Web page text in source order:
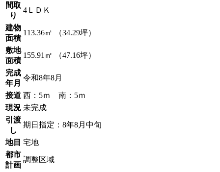
間取
り
4ＬＤＫ
建物
面積
113.36㎡ （34.29坪）
敷地
面積
155.91㎡ （47.16坪）
完成
年月
令和8年8月
接道 西：5ｍ 南：5ｍ
現況 未完成
引渡
し
期日指定：8年8月中旬
地目 宅地
都市
計画
調整区域